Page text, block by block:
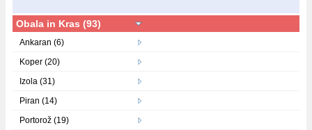
Obala in Kras (93)
Ankaran (6)
Koper (20)
Izola (31)
Piran (14)
Portorož (19)